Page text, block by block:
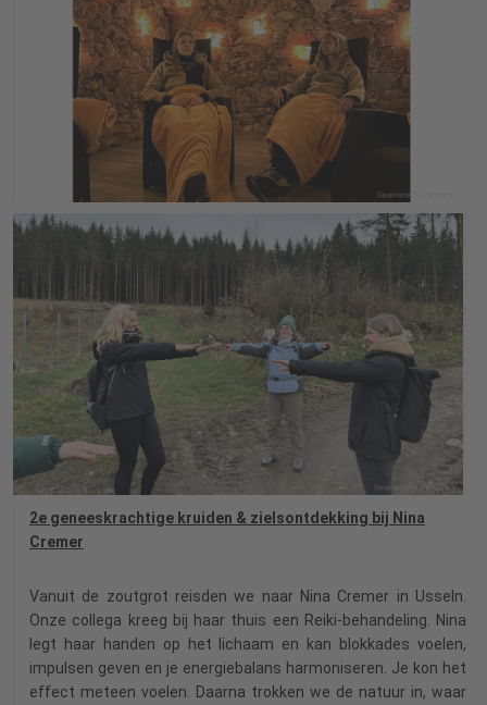
2e geneeskrachtige kruiden & zielsontdekking bij Nina
Cremer
Vanuit de zoutgrot reisden we naar Nina Cremer in Usseln.
Onze collega kreeg bij haar thuis een Reiki-behandeling. Nina
legt haar handen op het lichaam en kan blokkades voelen,
impulsen geven en je energiebalans harmoniseren. Je kon het
effect meteen voelen. Daarna trokken we de natuur in, waar